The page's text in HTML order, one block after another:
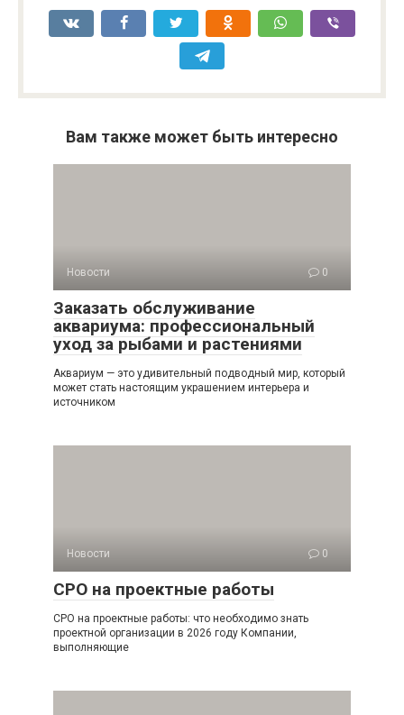
Вам также может быть интересно
Новости 0
Заказать обслуживание
аквариума: профессиональный
уход за рыбами и растениями
Аквариум — это удивительный подводный мир, который
может стать настоящим украшением интерьера и
источником
Новости 0
СРО на проектные работы
СРО на проектные работы: что необходимо знать
проектной организации в 2026 году Компании,
выполняющие